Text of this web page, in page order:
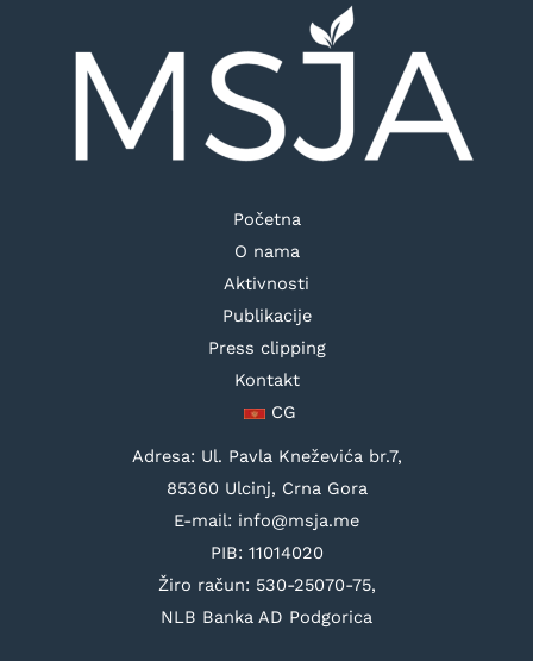
Početna
O nama
Aktivnosti
Publikacije
Press clipping
Kontakt
CG
Adresa: Ul. Pavla Kneževića br.7,
85360 Ulcinj, Crna Gora
E-mail: info@msja.me
PIB: 11014020
Žiro račun: 530-25070-75,
NLB Banka AD Podgorica